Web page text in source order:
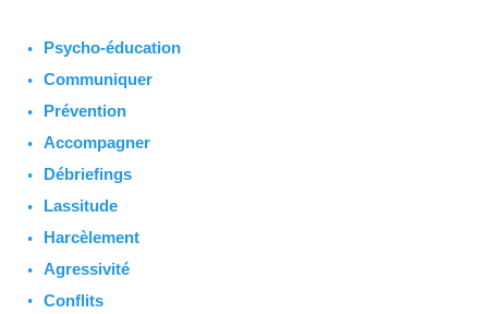
Psycho-éducation
Communiquer
Prévention
Accompagner
Débriefings
Lassitude
Harcèlement
Agressivité
Conflits